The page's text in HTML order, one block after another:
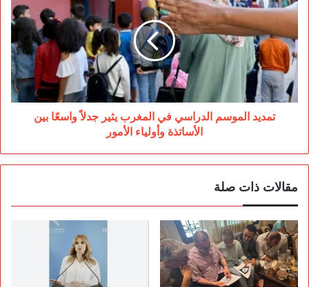
الدراسي
في
المغرب
يثير
جدلاً
واسعًا
بين
الأساتذة
تمديد الموسم الدراسي في المغرب يثير جدلاً واسعًا بين
الأساتذة وأولياء الأمور
مقالات ذات صلة